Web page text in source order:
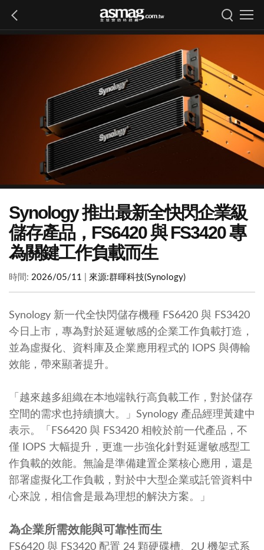
Synology 推出最新全快閃企業級
儲存產品，FS6420 與 FS3420 專
為關鍵工作負載而生
時間: 2026/05/11 來源:群暉科技(Synology)
Synology 新一代全快閃儲存機種 FS6420 與 FS3420
今日上市，專為對於延遲敏感的企業工作負載打造，
並為虛擬化、資料庫及企業應用程式的 IOPS 與傳輸
效能，帶來顯著提升。
「越來越多組織在本地端執行高負載工作，對於儲存
空間的需求也持續擴大。」Synology 產品經理黃建中
表示。「FS6420 與 FS3420 相較於前一代產品，不
僅 IOPS 大幅提升，更進一步強化針對延遲敏感型工
作負載的效能。無論是準備建置企業核心應用，還是
部署虛擬化工作負載，對於中大型企業或託管資料中
心來說，相信會是最為理想的解決方案。」
為企業所需效能與可靠性而生
FS6420 與 FS3420 配置 24 顆硬碟槽、2U 機架式系